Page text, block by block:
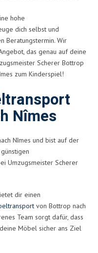
hohe
dich selbst und
Beratungstermin. Wir
das genau auf deine
Scherer Bottrop
zum Kinderspiel!
Nîmes
Nîmes und bist auf der
Umzugsmeister Scherer
dir einen
von Bottrop nach
Team sorgt dafür, dass
Möbel sicher ans Ziel